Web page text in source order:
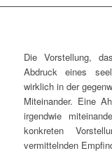
Die Vorstellung,
Abdruck eines
wirklich in der
Miteinander. Eine
irgendwie
konkreten
vermittelnden